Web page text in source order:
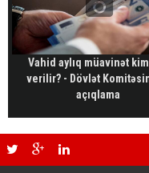
Vahid aylıq müavinət
verilir? - Dövlət
açıqlama